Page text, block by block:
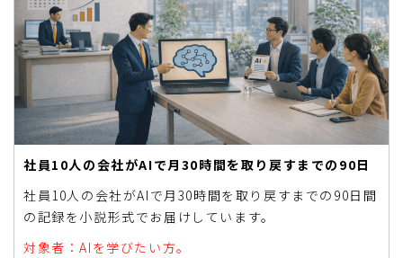
社員10人の会社がAIで月30時間を取り戻すまでの90日
社員10人の会社がAIで月30時間を取り戻すまでの90日間
の記録を小説形式でお届けしています。
対象者：AIを学びたい方。